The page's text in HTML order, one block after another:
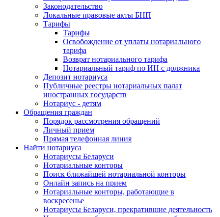
Законодательство
Локальные правовые акты БНП
Тарифы
Тарифы
Освобождение от уплаты нотариального
тарифа
Возврат нотариального тарифа
Нотариальный тариф по ИН с должника
Депозит нотариуса
Публичные реестры нотариальных палат
иностранных государств
Нотариус - детям
Обращения граждан
Порядок рассмотрения обращений
Личный прием
Прямая телефонная линия
Найти нотариуса
Нотариусы Беларуси
Нотариальные конторы
Поиск ближайшей нотариальной конторы
Онлайн запись на прием
Нотариальные конторы, работающие в
воскресенье
Нотариусы Беларуси, прекратившие деятельность